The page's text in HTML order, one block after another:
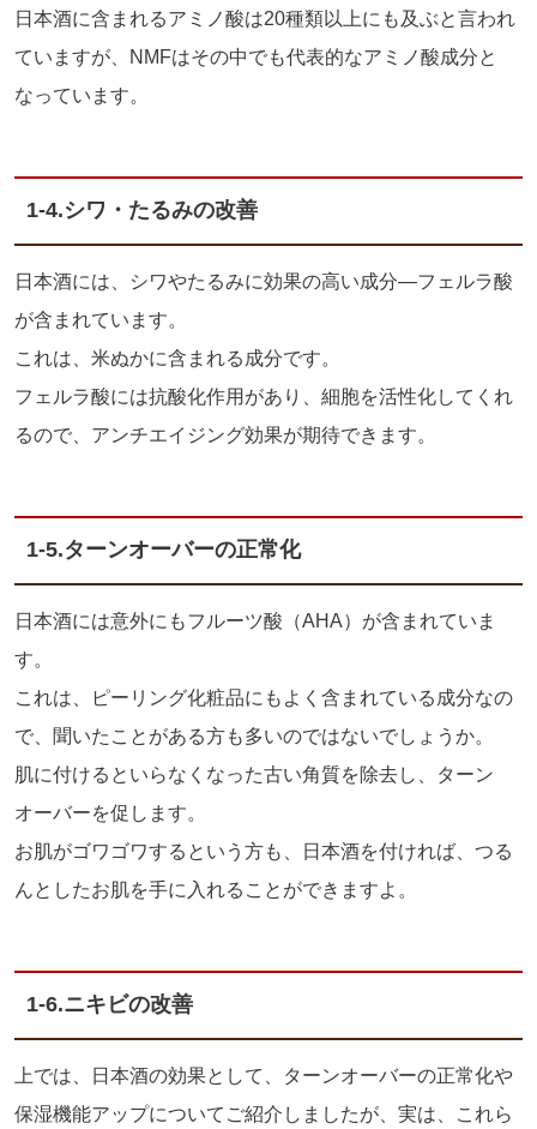
日本酒に含まれるアミノ酸は20種類以上にも及ぶと言われ
ていますが、
NMFはその中でも代表的なアミノ酸成分と
なっています。
1-4.シワ・たるみの改善
日本酒には、シワやたるみに効果の高い成分―フェルラ酸
が含まれています。
これは、米ぬかに含まれる成分です。
フェルラ酸には抗酸化作用があり、細胞を活性化してくれ
るので、アンチエイジング効果が期待できます。
1-5.ターンオーバーの正常化
日本酒には意外にもフルーツ酸（AHA）が含まれていま
す。
これは、ピーリング化粧品にもよく含まれている成分なの
で、聞いたことがある方も多いのではないでしょうか。
肌に付けるといらなくなった古い角質を除去し、ターン
オーバーを促します。
お肌がゴワゴワするという方も、日本酒を付ければ、つる
んとしたお肌を手に入れることができますよ。
1-6.ニキビの改善
上では、日本酒の効果として、ターンオーバーの正常化や
保湿機能アップについてご紹介しましたが、実は、これら